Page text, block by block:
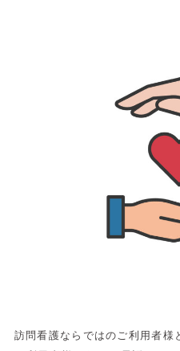
訪問看護ならではのご利用者様